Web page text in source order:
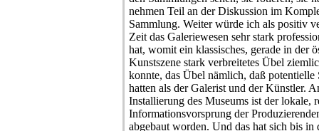
nehmen Teil an der Diskussion im
Sammlung. Weiter würde ich als positiv
Zeit das Galeriewesen sehr stark
hat, womit ein klassisches, gerade in der
Kunstszene stark verbreitetes Übel
konnte, das Übel nämlich, daß
hatten als der Galerist und der Künstler.
Installierung des Museums ist der lokale,
Informationsvorsprung der
abgebaut worden. Und das hat sich bis